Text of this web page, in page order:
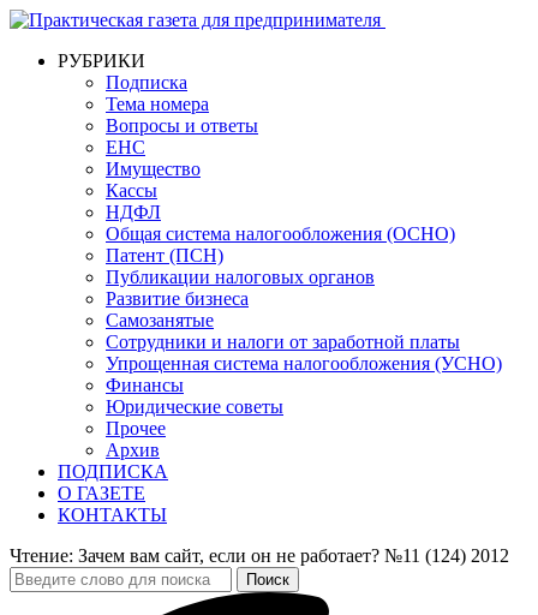
РУБРИКИ
Подписка
Тема номера
Вопросы и ответы
ЕНС
Имущество
Кассы
НДФЛ
Общая система налогообложения (ОСНО)
Патент (ПСН)
Публикации налоговых органов
Развитие бизнеса
Самозанятые
Сотрудники и налоги от заработной платы
Упрощенная система налогообложения (УСНО)
Финансы
Юридические советы
Прочее
Архив
ПОДПИСКА
О ГАЗЕТЕ
КОНТАКТЫ
Чтение: Зачем вам сайт, если он не работает? №11 (124) 2012